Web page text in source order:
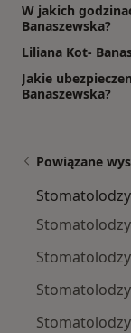
W jakich
Banaszewska?
Liliana Kot-
Jakie
Banaszewska?
Powiązane